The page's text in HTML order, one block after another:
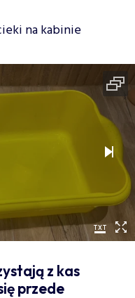
na kabinie
z kas
przede